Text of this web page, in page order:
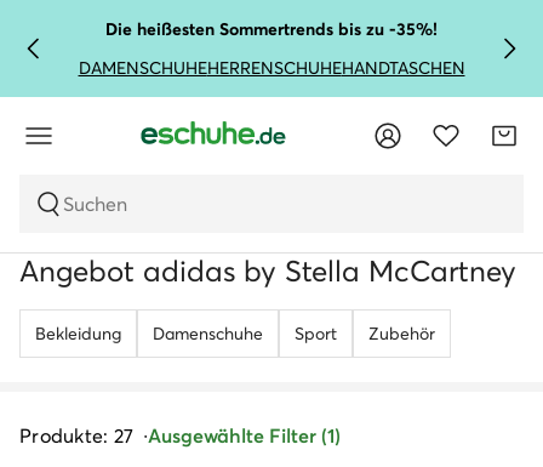
Die heißesten Sommertrends bis zu -35%!
DAMENSCHUHEHERRENSCHUHEHANDTASCHEN
Suchen
Angebot adidas by Stella McCartney
Bekleidung Damenschuhe Sport Zubehör
Produkte: 27 Ausgewählte Filter (1)